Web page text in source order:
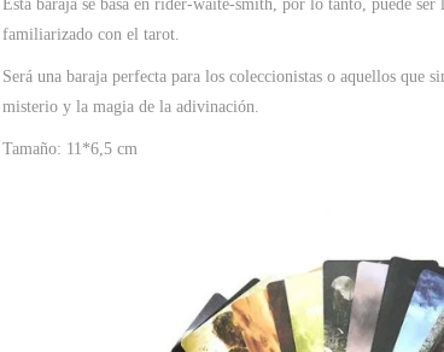
Esta baraja se basa en rider-waite-smith, por lo tanto, puede ser
familiarizado con el tarot.
Será una baraja perfecta para los coleccionistas o aquellos que
misterio y la magia de la adivinación.
Tamaño: 11*6,5 cm